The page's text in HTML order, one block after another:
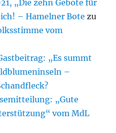
„Die zehn Gebote für
– Hamelner Bote zu
vom
„Es summt
–
„Gute
vom MdL